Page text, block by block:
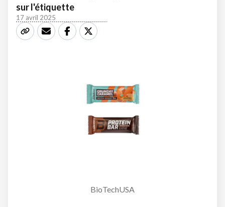
sur l'étiquette
17 avril 2025
BioTechUSA